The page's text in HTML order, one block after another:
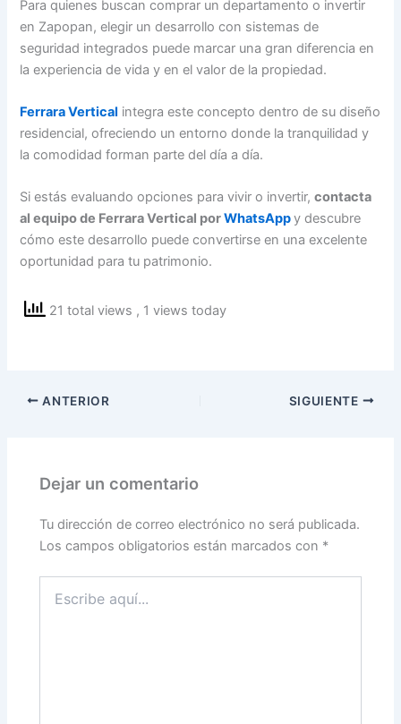
Para quienes buscan comprar un departamento o invertir
en Zapopan, elegir un desarrollo con sistemas de
seguridad integrados puede marcar una gran diferencia en
la experiencia de vida y en el valor de la propiedad.
Ferrara Vertical integra este concepto dentro de su diseño
residencial, ofreciendo un entorno donde la tranquilidad y
la comodidad forman parte del día a día.
Si estás evaluando opciones para vivir o invertir,contacta
al equipo de Ferrara Vertical porWhatsAppy descubre
cómo este desarrollo puede convertirse en una excelente
oportunidad para tu patrimonio.
21 total views , 1 views today
ANTERIOR SIGUIENTE
Dejar un comentario
Tu dirección de correo electrónico no será publicada.
Los campos obligatorios están marcados con *
aquí...